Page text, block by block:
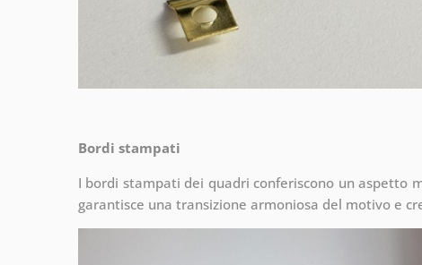
Bordi stampati
I bordi stampati dei quadri conferiscono un aspetto
garantisce una transizione armoniosa del motivo e